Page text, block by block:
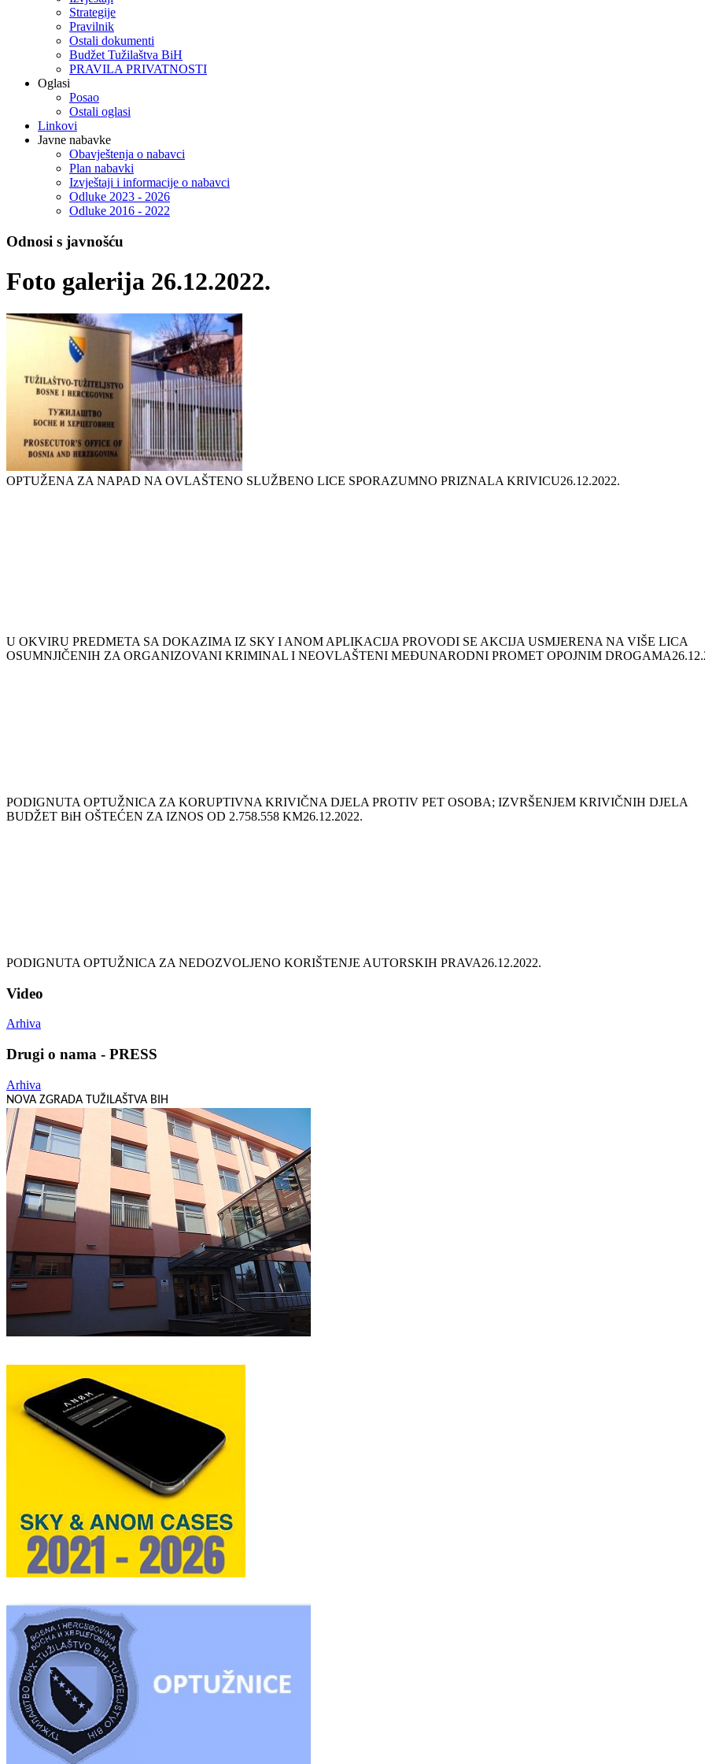
Strategije
Pravilnik
Ostali dokumenti
Budžet Tužilaštva BiH
PRAVILA PRIVATNOSTI
Oglasi
Posao
Ostali oglasi
Linkovi
Javne nabavke
Obavještenja o nabavci
Plan nabavki
Izvještaji i informacije o nabavci
Odluke 2023 - 2026
Odluke 2016 - 2022
Odnosi s javnošću
Foto galerija 26.12.2022.
OPTUŽENA ZA NAPAD NA OVLAŠTENO SLUŽBENO LICE SPORAZUMNO PRIZNALA KRIVICU26.12.2022.
U OKVIRU PREDMETA SA DOKAZIMA IZ SKY I ANOM APLIKACIJA PROVODI SE AKCIJA USMJERENA NA VIŠE LICA
OSUMNJIČENIH ZA ORGANIZOVANI KRIMINAL I NEOVLAŠTENI MEĐUNARODNI PROMET OPOJNIM DROGAMA
PODIGNUTA OPTUŽNICA ZA KORUPTIVNA KRIVIČNA DJELA PROTIV PET OSOBA; IZVRŠENJEM KRIVIČNIH DJELA
BUDŽET BiH OŠTEĆEN ZA IZNOS OD 2.758.558 KM26.12.2022.
PODIGNUTA OPTUŽNICA ZA NEDOZVOLJENO KORIŠTENJE AUTORSKIH PRAVA26.12.2022.
Video
Arhiva
Drugi o nama - PRESS
Arhiva
NOVA ZGRADA TUŽILAŠTVA BIH